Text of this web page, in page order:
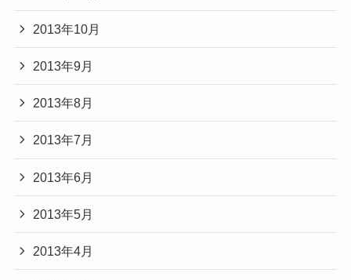
2013年10月
2013年9月
2013年8月
2013年7月
2013年6月
2013年5月
2013年4月